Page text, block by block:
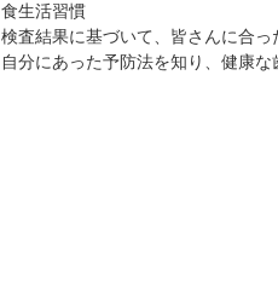
食生活習慣
検査結果に基づいて、皆さんに合っ
自分にあった予防法を知り、健康な